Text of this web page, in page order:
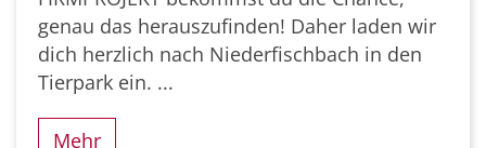
genau das herauszufinden! Daher laden wir
dich herzlich nach Niederfischbach in den
Tierpark ein. ...
Mehr